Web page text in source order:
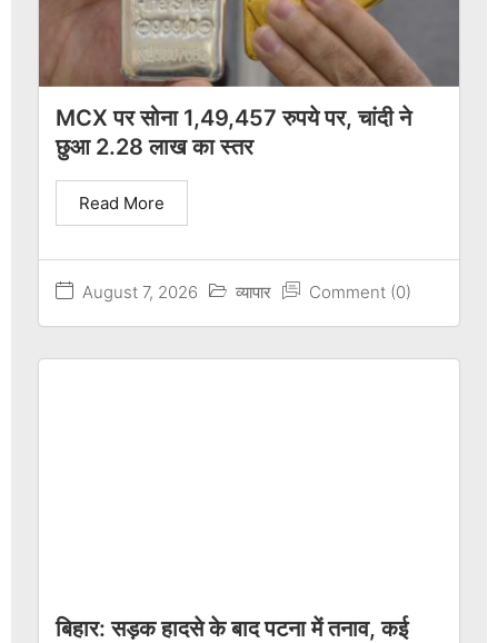
MCX पर सोना 1,49,457 रुपये पर, चांदी ने
छुआ 2.28 लाख का स्तर
August 7, 2026 व्यापार Comment (0)
Read More
बिहार: सड़क हादसे के बाद पटना में तनाव, कई